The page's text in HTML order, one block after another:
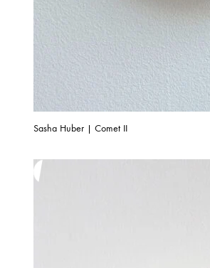
Sasha Huber | Comet II